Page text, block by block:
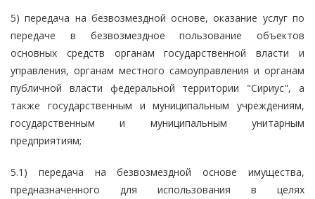
5) передача на безвозмездной основе, оказание услуг по
передаче в безвозмездное пользование объектов
основных средств органам государственной власти и
управления, органам местного самоуправления и органам
публичной власти федеральной территории "Сириус", а
также государственным и муниципальным учреждениям,
государственным и муниципальным унитарным
предприятиям;
5.1) передача на безвозмездной основе имущества,
предназначенного для использования в целях